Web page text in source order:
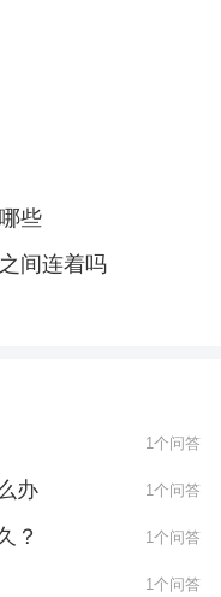
些
间连着吗
1个问答
办 1个问答
？ 1个问答
1个问答